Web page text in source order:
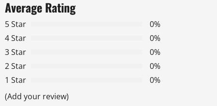
v
i
g
a
t
Average Rating
5 Star
0%
4 Star
0%
3 Star
0%
2 Star
0%
1 Star
0%
(Add your review)